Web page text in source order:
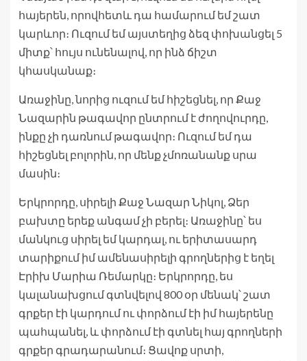
հայերեն, որովհետև դա համարում եմ շատ
կարևոր։ Ուզում եմ այստեղից ձեզ փոխանցել 5
միտք՝ հույս ունենալով, որ ինձ ճիշտ
կհասկանաք։
Առաջինը, նորից ուզում եմ հիշեցնել, որ Քաջ
Նազարին թագավոր ընտրում է ժողովուրդը,
ինքը չի դառնում թագավոր։ Ուզում եմ դա
հիշեցնել բոլորին, որ մենք չմոռանանք սրա
մասին։
Երկրորդը, սիրելի Քաջ Նազար Նիկոլ, Ձեր
բախտը երեք անգամ չի բերել։ Առաջինը՝ ես
մանկուց սիրել եմ կարդալ, ու երիտասարդ
տարիքում իմ ամենասիրելի գրողներից է եղել
Էրիխ Մարիա Ռեմարկը։ Երկրորդը, ես
կալանախցում գտնվելով 800 օր մենակ՝ շատ
գրքեր էի կարդում ու փորձում էի իմ հայերենը
պահպանել, և փորձում էի գտնել հայ գրողների
գրքեր գրադարանում։ Ցավոք սրտի,